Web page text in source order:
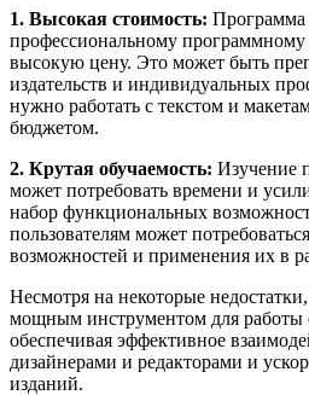
1. Высокая стоимость: Программа
профессиональному
высокую цену. Это может быть
издательств и индивидуальных
нужно работать с текстом и
бюджетом.
2. Крутая обучаемость: Изучение
может потребовать времени и
набор функциональных
пользователям может
возможностей и применения их в
Несмотря на некоторые
мощным инструментом для работы
обеспечивая эффективное
дизайнерами и редакторами и
изданий.